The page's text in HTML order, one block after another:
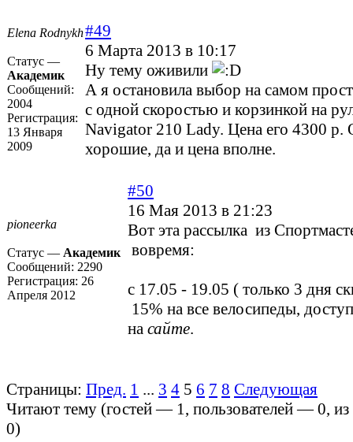
Elena Rodnykh
Статус —
Академик
Сообщений:
2004
Регистрация:
13 Января
2009
#49
6 Марта 2013 в 10:17
Ну тему оживили
А я остановила выбор на самом
с одной скоростью и корзинкой на
Navigator 210 Lady. Цена его 4300 р.
хорошие, да и цена вполне.
pioneerka
Статус — Академик
Сообщений: 2290
Регистрация: 26
Апреля 2012
#50
16 Мая 2013 в 21:23
Вот эта рассылка из
вовремя:
с 17.05 - 19.05 ( только 3 дня
15% на все велосипеды,
на сайте.
Страницы: Пред. 1 ... 3 4 5 6 7 8 Следующая
Читают тему (гостей — 1, пользователей —0,
0)